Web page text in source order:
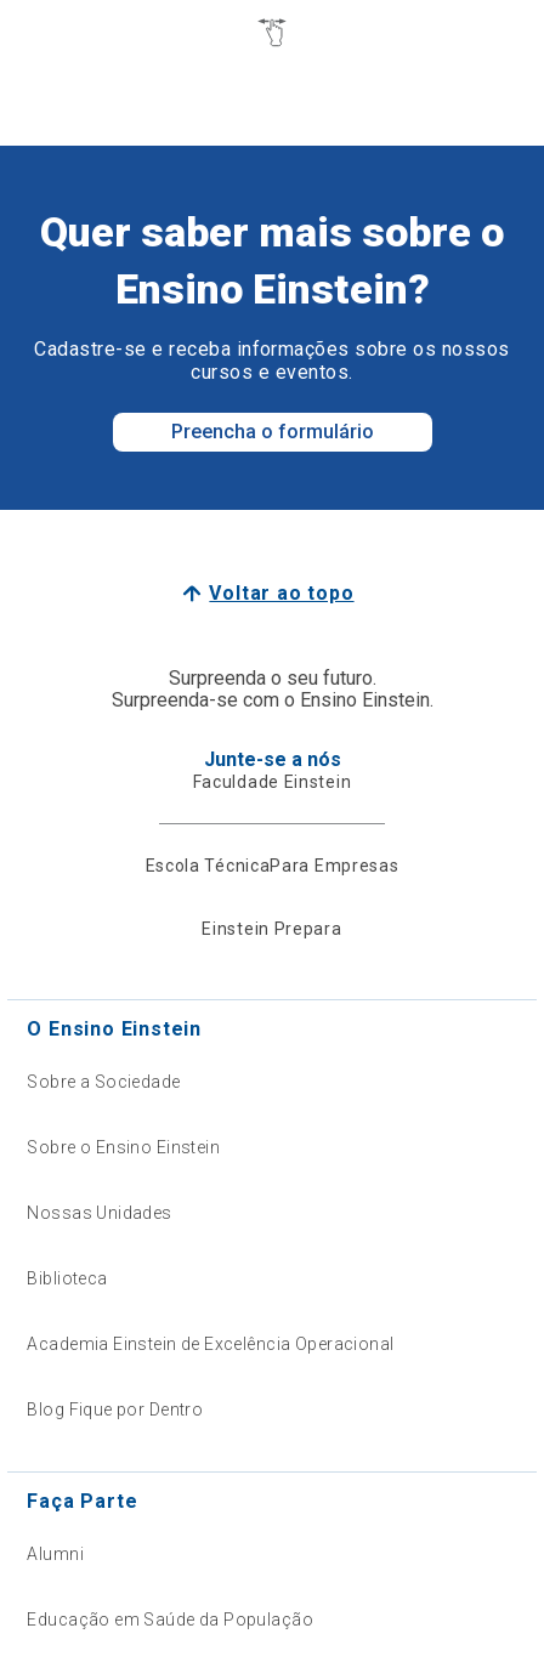
Quer saber mais sobre o
Ensino Einstein?
Cadastre-se e receba informações sobre os nossos
cursos e eventos.
Preencha o formulário
Voltar ao topo
Surpreenda o seu futuro.
Surpreenda-se com o Ensino Einstein.
Junte-se a nós
Faculdade Einstein
Escola TécnicaPara Empresas
Einstein Prepara
O Ensino Einstein
Sobre a Sociedade
Sobre o Ensino Einstein
Nossas Unidades
Biblioteca
Academia Einstein de Excelência Operacional
Blog Fique por Dentro
Faça Parte
Alumni
Educação em Saúde da População